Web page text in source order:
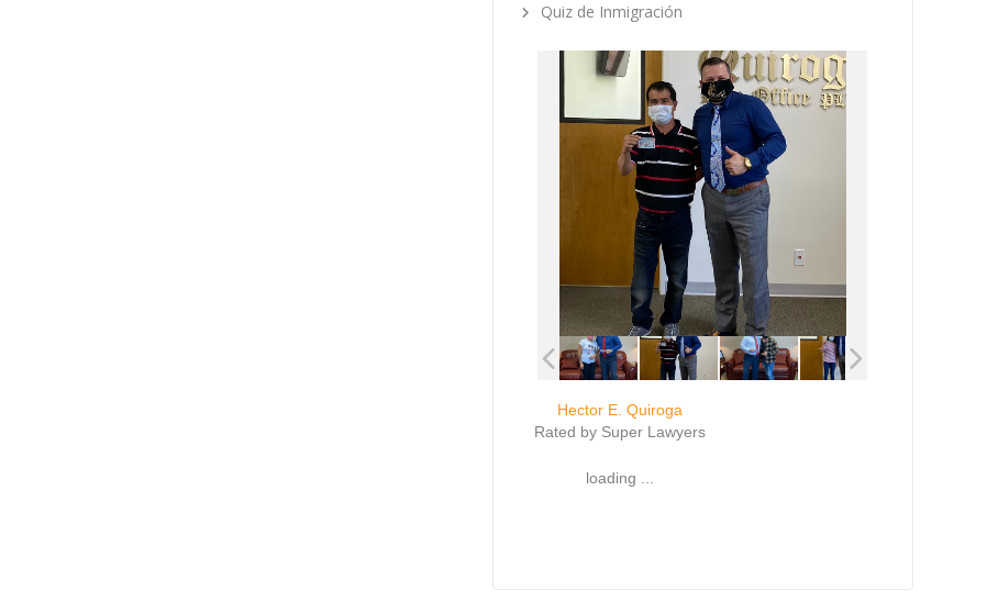
Quiz de Inmigración
Hector E. Quiroga
Rated by Super Lawyers
loading ...